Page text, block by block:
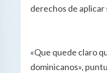
derechos de
«Que quede claro
dominicanos»,